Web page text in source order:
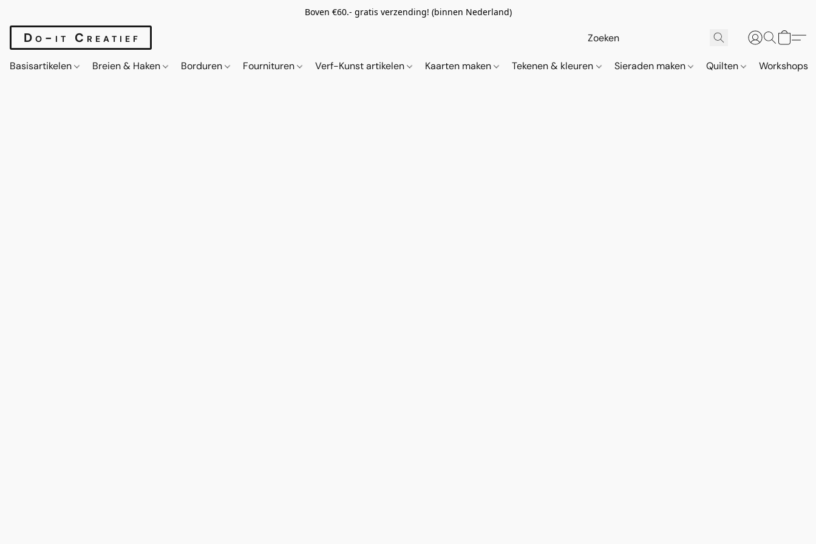
Boven €60.- gratis verzending! (binnen Nederland)
Do-it Creatief
Basisartikelen Breien & Haken Borduren Fournituren Verf-Kunst artikelen Kaarten maken Tekenen & kleuren Sieraden maken Quilten Workshops